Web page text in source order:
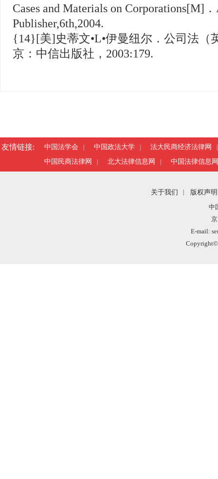
Cases and Materials on Corporations[M]
Publisher,6th,2004.
{14}[美]史蒂文•L•伊曼纽尔．公司法（
京：中信出版社，2003:179.
友情链接: 中国法学会 中国政法大学 法大民商经济法律网
中国民商法律网 北大法律信息网 中国法律信息网
关于我们
版权声明
中
E-mail: